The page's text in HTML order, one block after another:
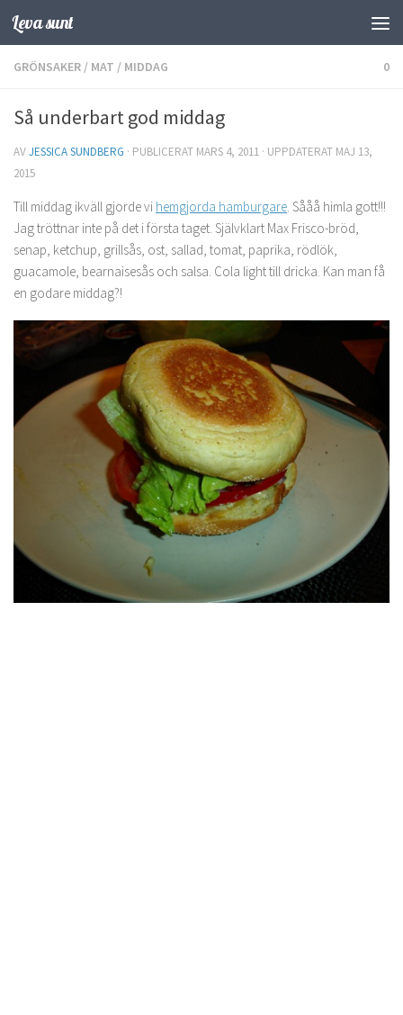
Hoppa till innehåll
Leva sunt
GRÖNSAKER / MAT / MIDDAG 0
Så underbart god middag
AVJESSICA SUNDBERG · PUBLICERAT MARS 4, 2011 · UPPDATERAT MAJ 13,
2015
Till middag ikväll gjorde vi hemgjorda hamburgare. Sååå himla gott!!!
Jag tröttnar inte på det i första taget. Självklart Max Frisco-bröd,
senap, ketchup, grillsås, ost, sallad, tomat, paprika, rödlök,
guacamole, bearnaisesås och salsa. Cola light till dricka. Kan man få
en godare middag?!